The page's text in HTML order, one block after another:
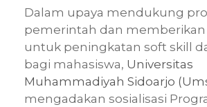
Dalam upaya mendukung
pemerintah dan memberikan
untuk peningkatan soft skill
bagi mahasiswa, Universitas
Muhammadiyah Sidoarjo
mengadakan sosialisasi